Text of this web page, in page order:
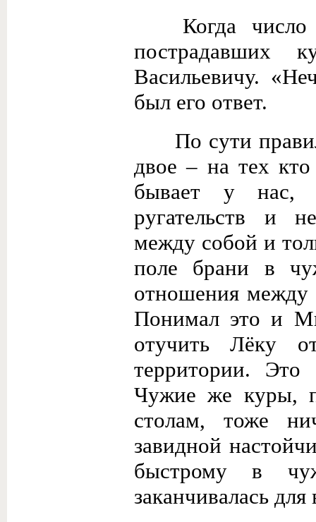
Когда число
пострадавших
Васильевичу.
был его ответ.
По сути
двое – на тех
бывает у нас,
ругательств и
между собой и
поле брани в
отношения между
Понимал это и
отучить Лёку
территории. Это
Чужие же куры,
столам, тоже
завидной
быстрому в
заканчивалась